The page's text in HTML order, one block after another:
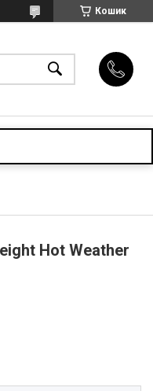
Кошик
Hot Weather